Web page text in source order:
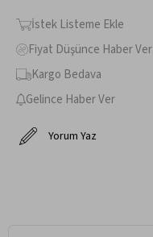
İstek Listeme Ekle
Fiyat Düşünce Haber Ver
Kargo Bedava
Gelince Haber Ver
Yorum Yaz